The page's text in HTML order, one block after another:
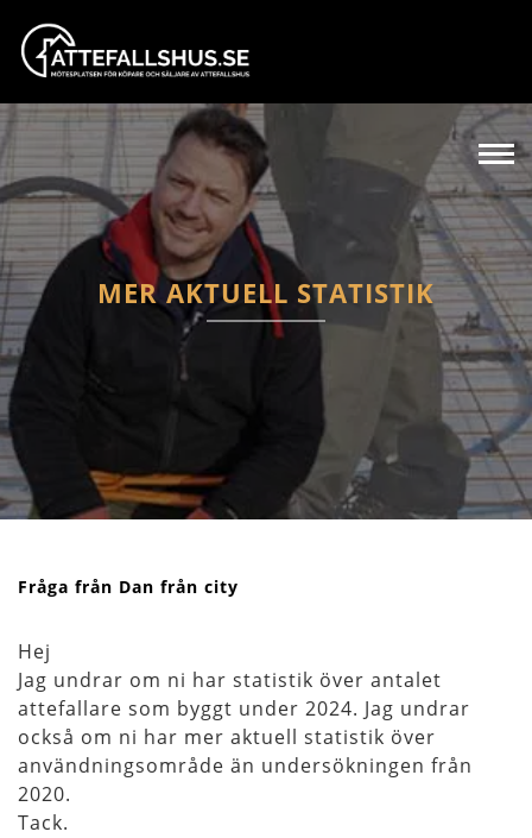
MER AKTUELL STATISTIK
Fråga från Dan från city
Hej
Jag undrar om ni har statistik över antalet
attefallare som byggt under 2024. Jag undrar
också om ni har mer aktuell statistik över
användningsområde än undersökningen från
2020.
Tack.